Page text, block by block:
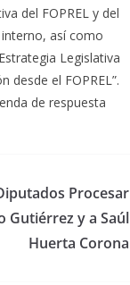
del FOPREL y del
así como
Legislativa
desde el FOPREL”.
de respuesta
Procesar
Gutiérrez y a Saúl
Huerta Corona